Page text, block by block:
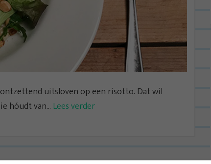
uitsloven op een risotto. Dat wil
hóudt van... Lees verder